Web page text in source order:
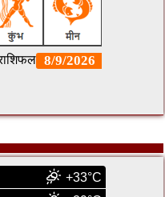
+33°C